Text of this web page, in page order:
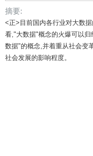
摘要:
<正>目前国内各行业对大数
看,"大数据"概念的火爆可以
数据"的概念,并着重从社会变
社会发展的影响程度。